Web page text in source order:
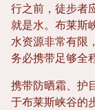
行之前，徒步者
就是水。布莱斯
水资源非常有限
务必携带足够全
携带防晒霜、护
于布莱斯峡谷的